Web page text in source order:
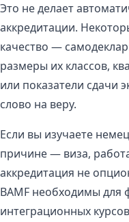
Это не делает
аккредитации.
качество —
размеры их классов,
или показатели сдачи
слово на веру.
Если вы изучаете
причине — виза,
аккредитация не
BAMF необходимы для
интеграционных